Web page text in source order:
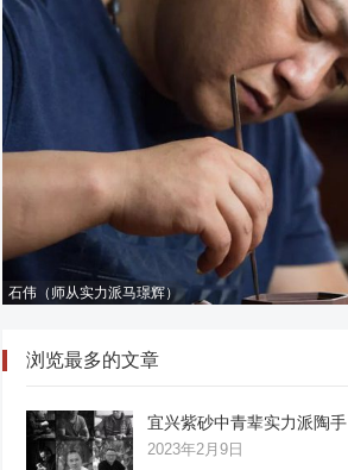
石伟（师从实力派马璟辉）
浏览最多的文章
宜兴紫砂中青辈实力派陶手
2023年2月9日